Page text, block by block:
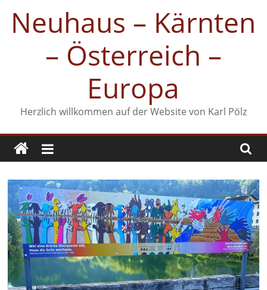
Inhalt
springen
Neuhaus – Kärnten
– Österreich –
Europa
Herzlich willkommen auf der Website von Karl Pölz